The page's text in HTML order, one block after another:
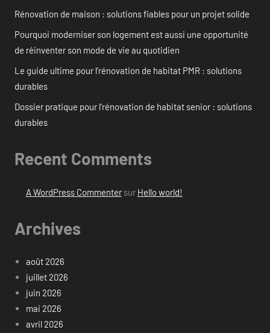
Rénovation de maison : solutions fiables pour un projet solide
Pourquoi moderniser son logement est aussi une opportunité
de réinventer son mode de vie au quotidien
Le guide ultime pour l’rénovation de habitat PMR : solutions
durables
Dossier pratique pour l’rénovation de habitat senior : solutions
durables
Recent Comments
A WordPress Commentersur Hello world!
Archives
août 2026
juillet 2026
juin 2026
mai 2026
avril 2026